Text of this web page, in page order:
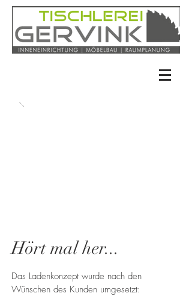
Hört mal her...
Das Ladenkonzept wurde nach den
Wünschen des Kunden umgesetzt: